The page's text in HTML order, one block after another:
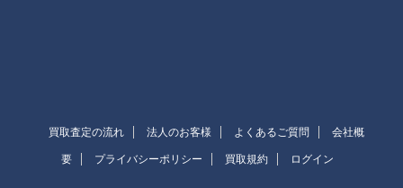
買取査定の流れ 法人のお客様 よくあるご質問 会社概
要 プライバシーポリシー 買取規約 ログイン